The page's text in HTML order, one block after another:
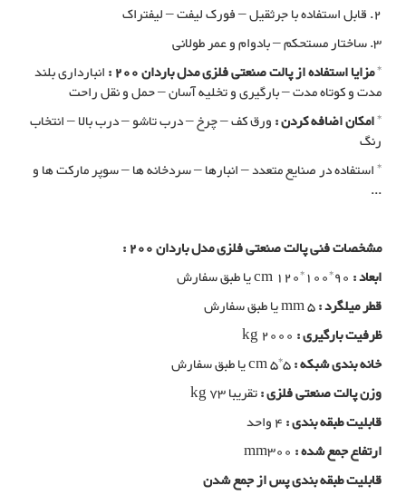
2. قابل استفاده با جرثقیل – فورک لیفت – لیفتراک
3. ساختار مستحکم – بادوام و عمر طولانی
*مزایا استفاده از پالت صنعتی فلزی مدل باردان 200 :
انبارداری بلند
مدت و کوتاه مدت – بارگیری و تخلیه آسان – حمل و نقل راحت
*امکان اضافه کردن :ورق کف – چرخ – درب تاشو – درب بالا – انتخاب
رنگ
* استفاده در صنایع متعدد – انبارها – سردخانه ها – سوپر مارکت ها و
...
مشخصات فنی پالت صنعتی فلزی مدل باردان 200 :
ابعاد : cm 120*100*90 یا طبق سفارش
قطر میلگرد :mm 5 یا طبق سفارش
ظرفیت بارگیری :
خانه بندی شبکه :cm 5*5 یا طبق سفارش
وزن پالت صنعتی فلزی :تقریبا kg 73
قابلیت طبقه بندی :
ارتفاع جمع شده : mm300
قابلیت طبقه بندی پس از جمع شدن